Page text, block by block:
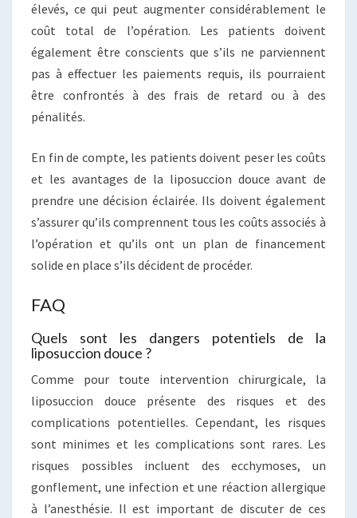
élevés, ce qui peut augmenter considérablement le
coût total de l’opération. Les patients doivent
également être conscients que s’ils ne parviennent
pas à effectuer les paiements requis, ils pourraient
être confrontés à des frais de retard ou à des
pénalités.
En fin de compte, les patients doivent peser les coûts
et les avantages de la liposuccion douce avant de
prendre une décision éclairée. Ils doivent également
s’assurer qu’ils comprennent tous les coûts associés à
l’opération et qu’ils ont un plan de financement
solide en place s’ils décident de procéder.
FAQ
Quels sont les dangers potentiels de la
liposuccion douce ?
Comme pour toute intervention chirurgicale, la
liposuccion douce présente des risques et des
complications potentielles. Cependant, les risques
sont minimes et les complications sont rares. Les
risques possibles incluent des ecchymoses, un
gonflement, une infection et une réaction allergique
à l’anesthésie. Il est important de discuter de ces